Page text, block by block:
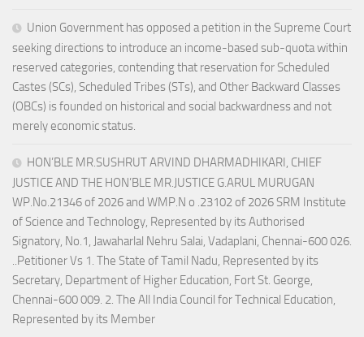
Union Government has opposed a petition in the Supreme Court
seeking directions to introduce an income-based sub-quota within
reserved categories, contending that reservation for Scheduled
Castes (SCs), Scheduled Tribes (STs), and Other Backward Classes
(OBCs) is founded on historical and social backwardness and not
merely economic status.
HON’BLE MR.SUSHRUT ARVIND DHARMADHIKARI, CHIEF
JUSTICE AND THE HON’BLE MR.JUSTICE G.ARUL MURUGAN
WP.No.21346 of 2026 and WMP.N o .23102 of 2026 SRM Institute
of Science and Technology, Represented by its Authorised
Signatory, No.1, Jawaharlal Nehru Salai, Vadaplani, Chennai-600 026.
..Petitioner Vs 1. The State of Tamil Nadu, Represented by its
Secretary, Department of Higher Education, Fort St. George,
Chennai-600 009. 2. The All India Council for Technical Education,
Represented by its Member